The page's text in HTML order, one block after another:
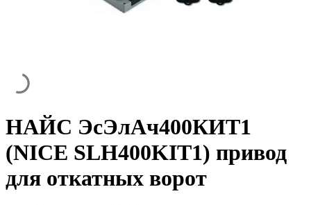
НАЙС ЭсЭлАч400КИТ1
(NICE SLH400KIT1) привод
для откатных ворот